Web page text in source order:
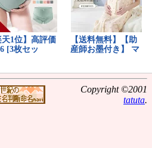
Copyright ©2001
tatuta.